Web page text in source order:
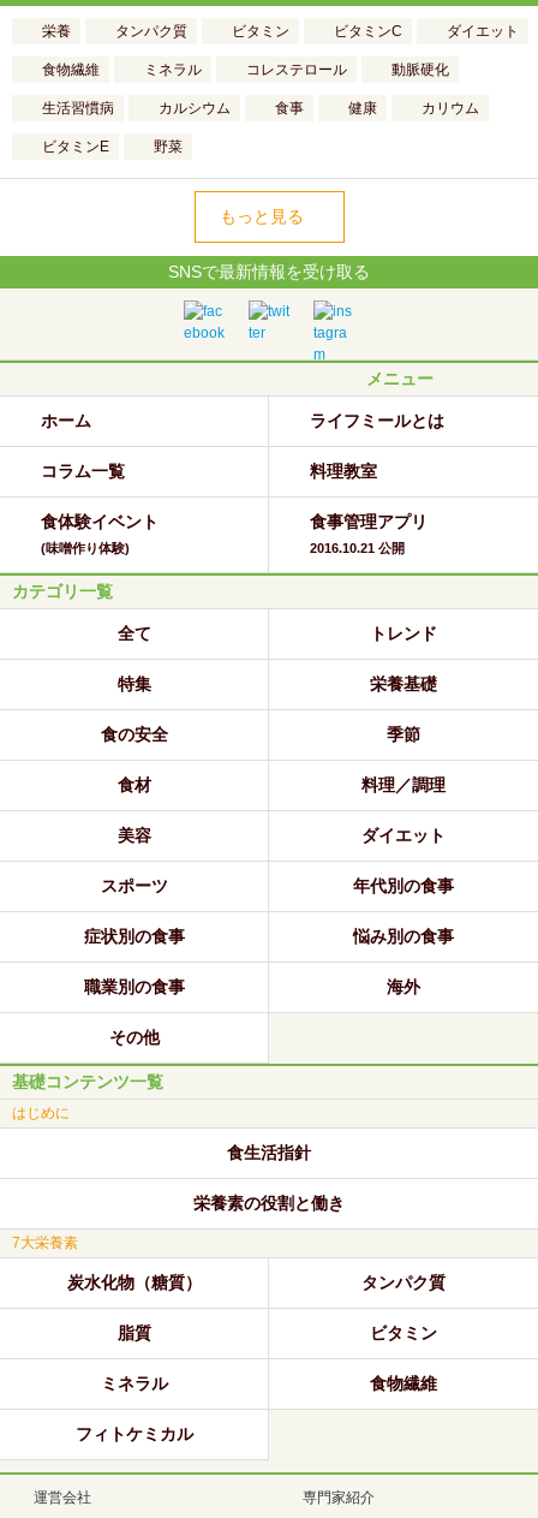
栄養 タンパク質 ビタミン ビタミンC ダイエット
食物繊維 ミネラル コレステロール 動脈硬化
生活習慣病 カルシウム 食事 健康 カリウム
ビタミンE 野菜
もっと見る
SNSで最新情報を受け取る
メニュー
ホーム ライフミールとは
コラム一覧 料理教室
食体験イベント
(味噌作り体験)
食事管理アプリ
2016.10.21 公開
カテゴリ一覧
全て トレンド
特集 栄養基礎
食の安全 季節
食材 料理／調理
美容 ダイエット
スポーツ 年代別の食事
症状別の食事 悩み別の食事
職業別の食事 海外
その他
基礎コンテンツ一覧
はじめに
食生活指針
栄養素の役割と働き
7大栄養素
炭水化物（糖質） タンパク質
脂質 ビタミン
ミネラル 食物繊維
フィトケミカル
運営会社 専門家紹介